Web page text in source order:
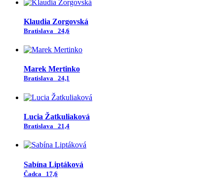
Klaudia Zorgovská
Bratislava 24,6
Marek Mertinko
Bratislava 24,1
Lucia Žatkuliaková
Bratislava 21,4
Sabína Liptáková
Čadca 17,6